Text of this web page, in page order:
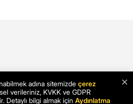
×
adına sitemizde çerez
verileriniz, KVKK ve GDPR
Detaylı bilgi almak için Aydınlatma